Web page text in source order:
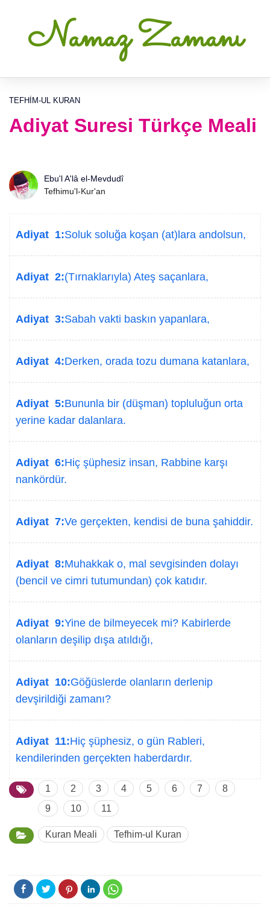
Namaz Zamanı
TEFHIM-UL KURAN
Adiyat Suresi Türkçe Meali
Ebu'l A'lâ el-Mevdudî
Tefhimu'l-Kur'an
Adiyat 1:Soluk soluğa koşan (at)lara andolsun,
Adiyat 2:(Tırnaklarıyla) Ateş saçanlara,
Adiyat 3:Sabah vakti baskın yapanlara,
Adiyat 4:Derken, orada tozu dumana katanlara,
Adiyat 5:Bununla bir (düşman) topluluğun orta
yerine kadar dalanlara.
Adiyat 6:Hiç şüphesiz insan, Rabbine karşı
nankördür.
Adiyat 7:Ve gerçekten, kendisi de buna şahiddir.
Adiyat 8:Muhakkak o, mal sevgisinden dolayı
(bencil ve cimri tutumundan) çok katıdır.
Adiyat 9:Yine de bilmeyecek mi? Kabirlerde
olanların deşilip dışa atıldığı,
Adiyat 10:Göğüslerde olanların derlenip
devşirildiği zamanı?
Adiyat 11:Hiç şüphesiz, o gün Rableri,
kendilerinden gerçekten haberdardır.
1 2 3 4 5 6 7
8
9
10 11
Kuran Meali Tefhim-ul Kuran